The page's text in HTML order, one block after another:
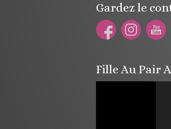
Gardez le
Fille Au Pair